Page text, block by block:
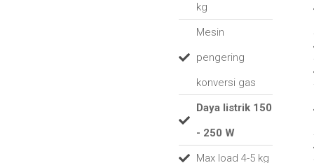
kg
Mesin
pengering
konversi gas
Daya listrik 150
- 250 W
Max load 4-5 kg